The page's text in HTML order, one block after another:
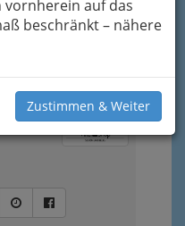
vornherein auf das
beschränkt – nähere
Zustimmen & Weiter
Alle Bezirke
- Leitung: